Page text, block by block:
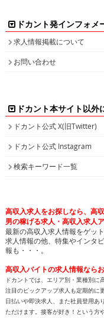
ドカント発インフォメ
求人情報掲載について
お問い合わせ
ドカント本サイト以外
ドカント公式 X(旧Twitter)
ドカント公式 Instagram
検索キーワード一覧
高収入求人をお探しなら、高
男の稼げる求人・高収入求人
最新の高収入求人情報をゲッ
求人情報の他、特集やインタ
報も・・・。
高収入バイトの求人情報なら
ドカントでは、エリア別・業種別に
注目のピックアップ求人も定期的に
日払いや即決求人、また社員登用あ
ただけます。接客が好き！という方